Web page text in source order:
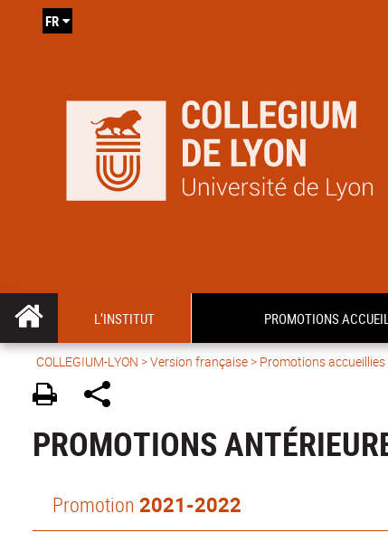
FR
L’INSTITUT PROMOTIONS
COLLEGIUM-LYON >Version française> Promotions accueillies
PROMOTIONS
Promotion 2021-2022